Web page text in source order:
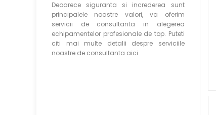
Deoarece siguranta si increderea sunt
principalele noastre valori, va oferim
servicii de consultanta in alegerea
echipamentelor profesionale de top. Puteti
citi mai multe detalii despre serviciile
noastre de consultanta aici.